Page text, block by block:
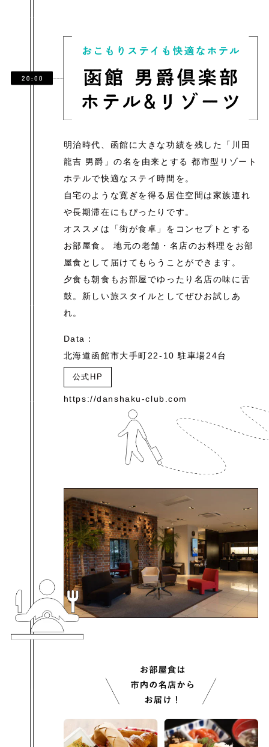
明治時代、函館に大きな功績を残した「川田
龍吉 男爵」の名を由来とする 都市型リゾート
ホテルで快適なステイ時間を。
自宅のような寛ぎを得る居住空間は家族連れ
や長期滞在にもぴったりです。
オススメは「街が食卓」をコンセプトとする
お部屋食。
地元の老舗・名店のお料理をお部
屋食として届けてもらうことができます。
夕食も朝食もお部屋でゆったり名店の味に舌
鼓。 新しい旅スタイルとしてぜひお試しあ
れ。
Data：
北海道函館市大手町22-10 駐車場24台
公式HP
https://danshaku-club.com